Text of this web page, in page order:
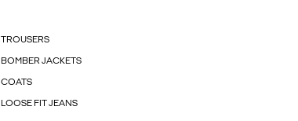
TROUSERS
BOMBER JACKETS
COATS
LOOSE FIT JEANS